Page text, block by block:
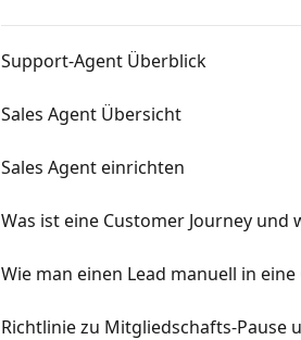
Support-Agent Überblick
Sales Agent Übersicht
Sales Agent einrichten
Was ist eine Customer Journey und
Wie man einen Lead manuell in
Richtlinie zu Mitgliedschafts-Pause